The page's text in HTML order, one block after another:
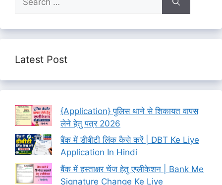
for:
Latest Post
{Application} पुलिस थाने से शिकायत वापस
लेने हेतु पत्र 2026
बैंक में डीबीटी लिंक कैसे करें | DBT Ke Liye
Application In Hindi
बैंक में हस्ताक्षर चेंज हेतु एप्लीकेशन | Bank Me
Signature Change Ke Liye